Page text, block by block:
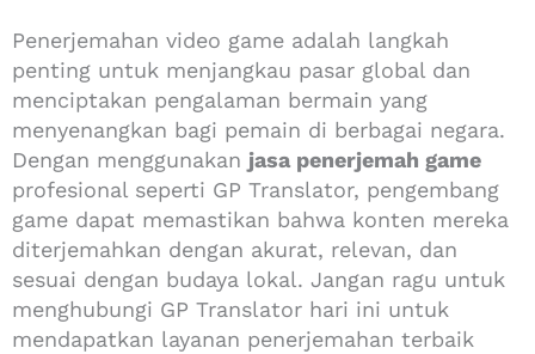
Penerjemahan video game adalah langkah
penting untuk menjangkau pasar global dan
menciptakan pengalaman bermain yang
menyenangkan bagi pemain di berbagai negara.
Dengan menggunakan jasa penerjemah game
profesional seperti GP Translator, pengembang
game dapat memastikan bahwa konten mereka
diterjemahkan dengan akurat, relevan, dan
sesuai dengan budaya lokal. Jangan ragu untuk
menghubungi GP Translator hari ini untuk
mendapatkan layanan penerjemahan terbaik